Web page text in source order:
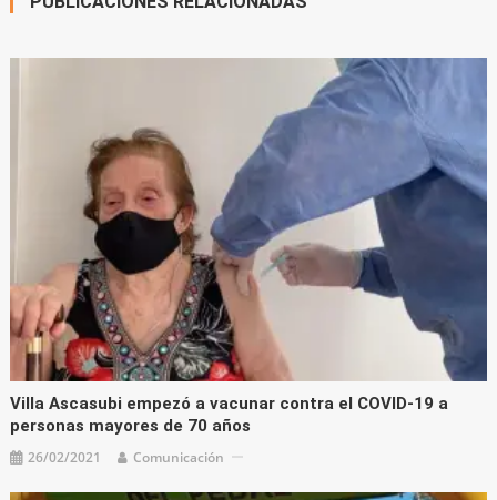
Villa Ascasubi empezó a vacunar contra el COVID-19 a
personas mayores de 70 años
26/02/2021 Comunicación